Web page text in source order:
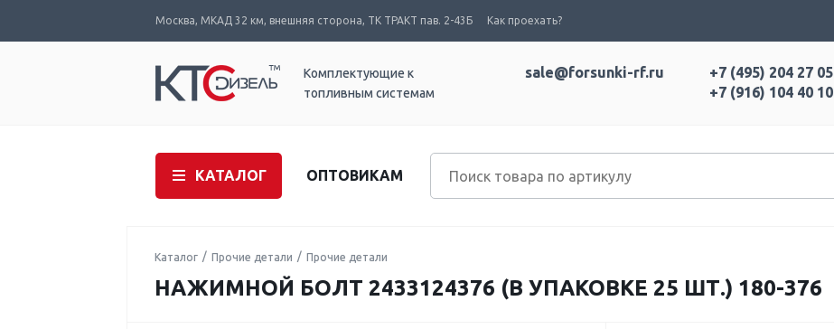
Москва, МКАД 32 км, внешняя сторона, ТК ТРАКТ пав. 2-43Б Как проехать?
Комплектующие к
топливным системам
+7 (495) 204 27 05
+7 (916) 104 40 10
sale@forsunki-rf.ru
КАТАЛОГ ОПТОВИКАМ
Каталог Прочие детали Прочие детали
НАЖИМНОЙ БОЛТ 2433124376 (В УПАКОВКЕ 25 ШТ.) 180-376